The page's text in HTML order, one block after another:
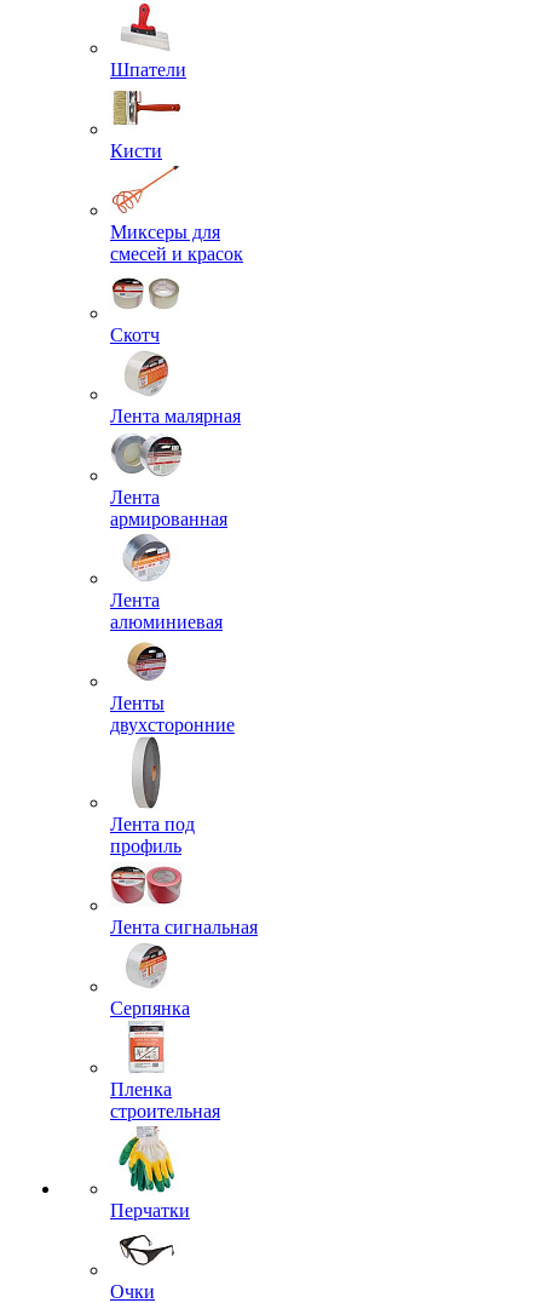
Шпатели
Кисти
Миксеры для
смесей и красок
Скотч
Лента малярная
Лента
армированная
Лента
алюминиевая
Ленты
двухсторонние
Лента под
профиль
Лента сигнальная
Серпянка
Пленка
строительная
Перчатки
Очки